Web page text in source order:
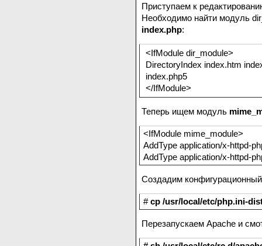
Приступаем к
Необходимо найти модуль
index.php:
<IfModule dir_module>
DirectoryIndex index.htm
index.php5
</IfModule>
Теперь ищем модуль
<IfModule mime_module>
AddType application/x-httpd-
AddType application/x-httpd-
Создадим
#cp /usr/local/etc/php.ini-
Перезапускаем Apache и